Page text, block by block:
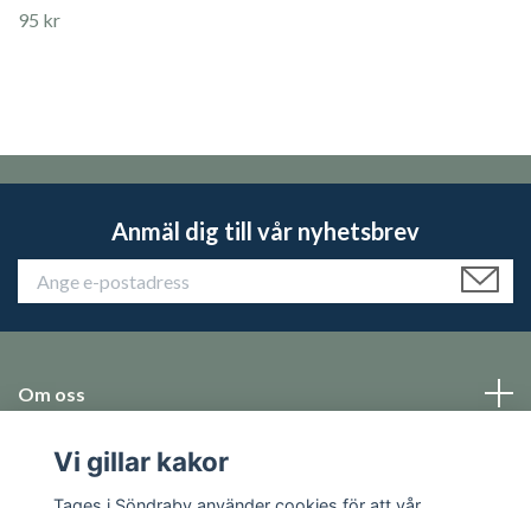
95 kr
Anmäl dig till vår nyhetsbrev
Om oss
Emballage
Vi gillar kakor